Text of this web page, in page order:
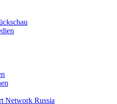
Network Russia